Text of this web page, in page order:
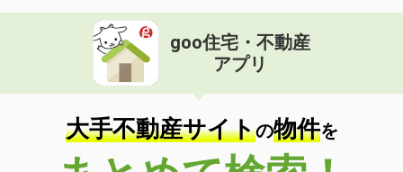
goo住宅・不動産
アプリ
大手不動産サイトの物件を